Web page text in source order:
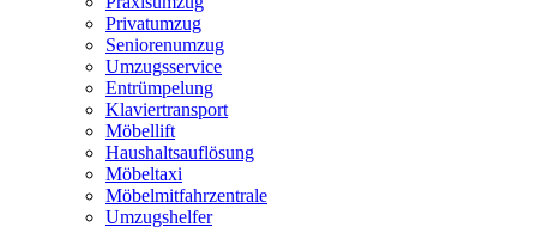
Privatumzug
Seniorenumzug
Umzugsservice
Entrümpelung
Klaviertransport
Möbellift
Haushaltsauflösung
Möbeltaxi
Möbelmitfahrzentrale
Umzugshelfer